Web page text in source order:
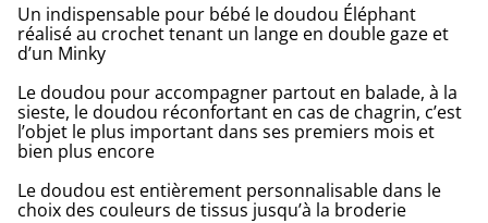
Un indispensable pour bébé le doudou Éléphant
réalisé au crochet tenant un lange en double gaze et
d’un Minky
Le doudou pour accompagner partout en balade, à la
sieste, le doudou réconfortant en cas de chagrin, c’est
l’objet le plus important dans ses premiers mois et
bien plus encore
Le doudou est entièrement personnalisable dans le
choix des couleurs de tissus jusqu’à la broderie